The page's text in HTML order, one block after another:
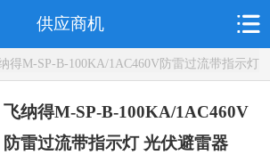
供应商机
得M-SP-B-100KA/1AC460V防雷过流带指示灯
飞纳得M-SP-B-100KA/1AC460V
防雷过流带指示灯 光伏避雷器